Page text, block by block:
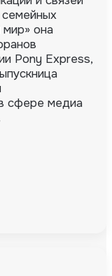
она
Pony Express,
сфере медиа